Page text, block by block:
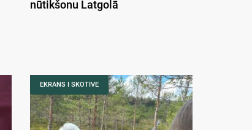
nūtikšonu Latgolā
EKRANS I SKOTIVE